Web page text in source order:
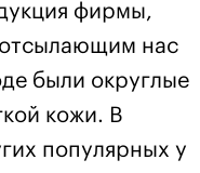
фирмы,
нас
были округлые
кожи. В
популярных у